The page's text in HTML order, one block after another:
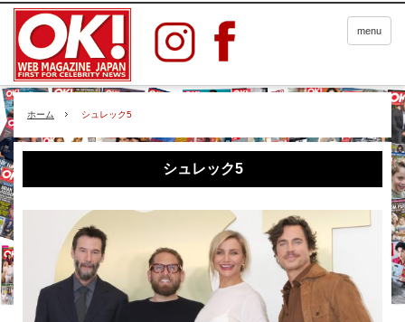
menu
ホーム シュレック5
シュレック5